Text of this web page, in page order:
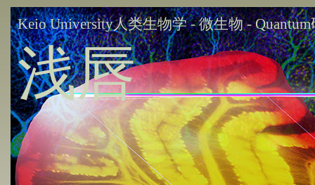
Keio University人类生物学 - 微生物 -
浅唇